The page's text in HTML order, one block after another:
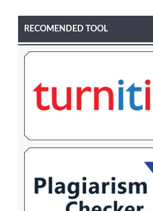
RECOMENDED TOOL